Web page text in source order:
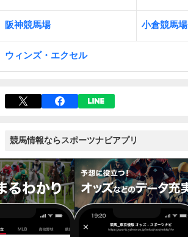
阪神競馬場 小倉競馬場
ウィンズ・エクセル
競馬情報ならスポーツナビアプリ